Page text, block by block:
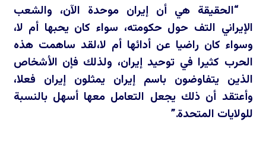
“الحقيقة هي أن إيران موحدة الآن، والشعب
الإيراني التف حول حكومته، سواء كان يحبها أم لا،
وسواء كان راضيا عن أدائها أم لا،لقد ساهمت هذه
الحرب كثيرا في توحيد إيران، ولذلك فإن الأشخاص
الذين يتفاوضون باسم إيران يمثلون إيران فعلا،
وأعتقد أن ذلك يجعل التعامل معها أسهل بالنسبة
للولايات المتحدة.”